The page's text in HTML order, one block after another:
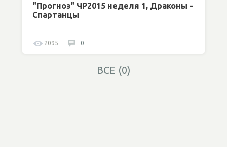
"Прогноз" ЧР2015 неделя 1, Драконы -
Спартанцы
2095 0
ВСЕ (0)